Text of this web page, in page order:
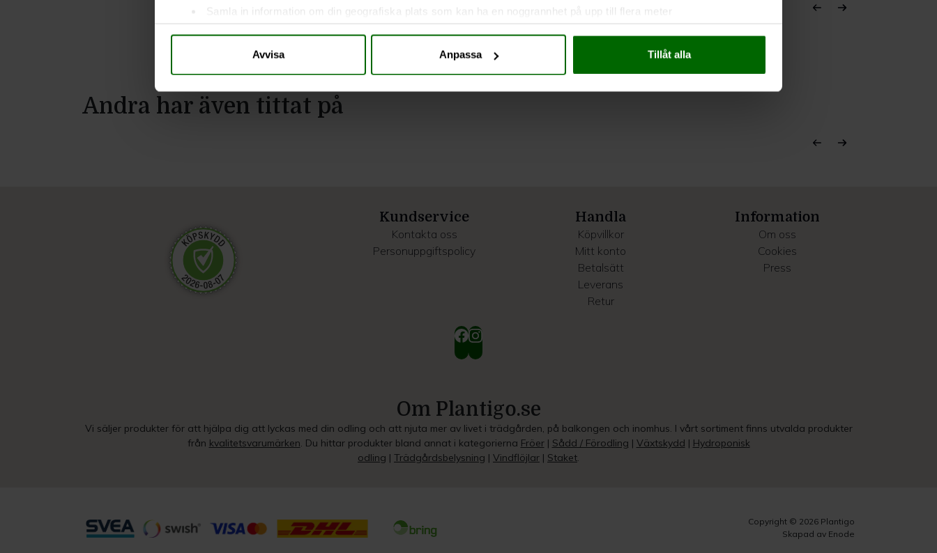
Samla in information om din geografiska plats som kan ha en noggrannhet på upp till flera meter
Identifiera din enhet genom att aktivt skanna den för specifika kännetecken (fingeravtryck)
detaljsektionen
eller dra tillbaka ditt samtycke när som helst från cookie-förklaringen.
Vi använder enhetsidentifierare för att anpassa innehållet och annonserna till användarna, tillhandahålla funktioner för
sociala medier och analysera vår trafik. Vi vidarebefordrar även sådana identifierare och annan information från din enhet
Avvisa Anpassa Tillåt alla
Andra har även tittat på
Kundservice
Kontakta oss
Personuppgiftspolicy
Handla
Köpvillkor
Mitt konto
Betalsätt
Leverans
Retur
Information
Om oss
Cookies
Press
Om Plantigo.se
Vi säljer produkter för att hjälpa dig att lyckas med din odling och att njuta mer av livet i trädgården, på balkongen och inomhus. I vårt sortiment finns utvalda produkter
från kvalitetsvarumärken. Du hittar produkter bland annat i kategorierna Fröer| Sådd / Förodling | Växtskydd | Hydroponisk
odling | Trädgårdsbelysning | Vindflöjlar | Staket.
Copyright © 2026 Plantigo
Skapad av Enode